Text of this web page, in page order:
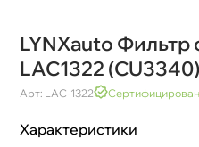
LYNXauto Фильтр
LAC1322 (CU3340)
Арт: LAC-1322
Характеристики